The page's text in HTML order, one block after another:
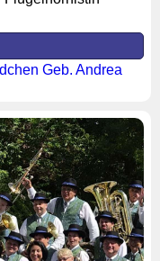
Geb. Andrea